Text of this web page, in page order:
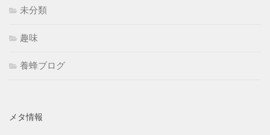
未分類
趣味
養蜂ブログ
メタ情報